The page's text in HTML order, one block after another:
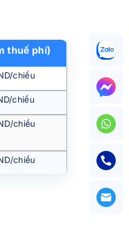
thuế phí)
chiều
chiều
chiều
chiều